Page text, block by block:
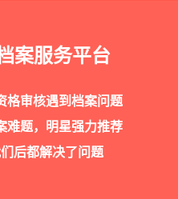
案服务平台
格审核遇到档案问题
难题，明星强力推荐
后都解决了问题